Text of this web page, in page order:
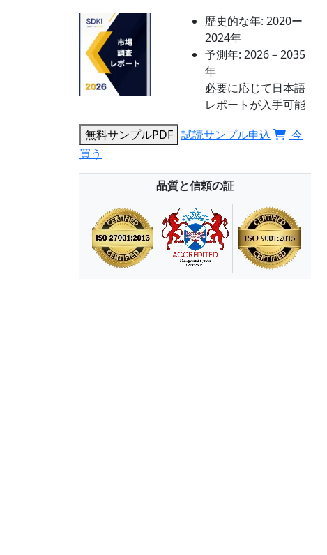
歴史的な年: 2020ー
2024年
予測年: 2026－2035
年
必要に応じて日本語
レポートが入手可能
無料サンプルPDF 試読サンプル申込
今
買う
品質と信頼の証